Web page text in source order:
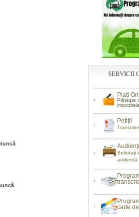
SERVICII
Plaţi
Plăteşte
Petiţii
Solicitaţi
audientă
carte